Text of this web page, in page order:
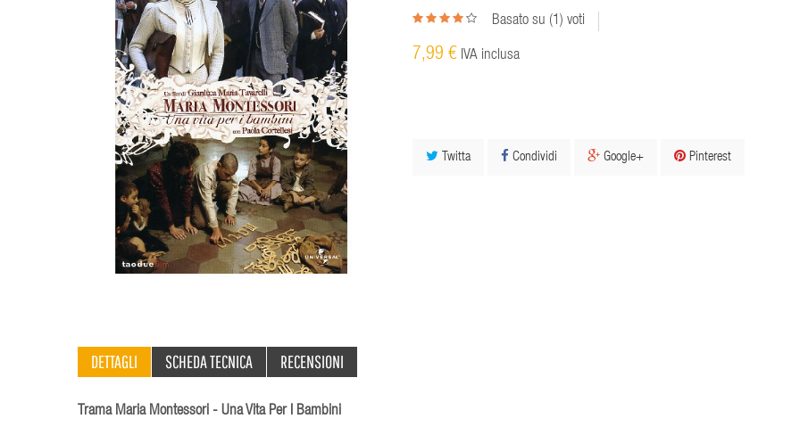
Basato su (1 ) voti
7,99 € IVA inclusa
Twitta Condividi Google+ Pinterest
DETTAGLI SCHEDA TECNICA RECENSIONI
Trama Maria Montessori - Una Vita Per I Bambini